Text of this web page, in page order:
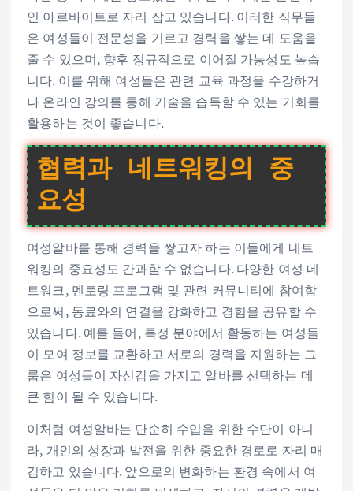
인 아르바이트로 자리 잡고 있습니다. 이러한 직무들
은 여성들이 전문성을 기르고 경력을 쌓는 데 도움을
줄 수 있으며, 향후 정규직으로 이어질 가능성도 높습
니다. 이를 위해 여성들은 관련 교육 과정을 수강하거
나 온라인 강의를 통해 기술을 습득할 수 있는 기회를
활용하는 것이 좋습니다.
협력과 네트워킹의 중
요성
여성알바를 통해 경력을 쌓고자 하는 이들에게 네트
워킹의 중요성도 간과할 수 없습니다. 다양한 여성 네
트워크, 멘토링 프로그램 및 관련 커뮤니티에 참여함
으로써, 동료와의 연결을 강화하고 경험을 공유할 수
있습니다. 예를 들어, 특정 분야에서 활동하는 여성들
이 모여 정보를 교환하고 서로의 경력을 지원하는 그
룹은 여성들이 자신감을 가지고 알바를 선택하는 데
큰 힘이 될 수 있습니다.
이처럼 여성알바는 단순히 수입을 위한 수단이 아니
라, 개인의 성장과 발전을 위한 중요한 경로로 자리 매
김하고 있습니다. 앞으로의 변화하는 환경 속에서 여